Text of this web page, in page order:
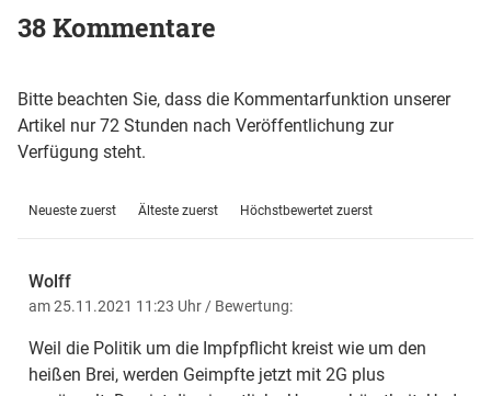
38 Kommentare
Bitte beachten Sie, dass die Kommentarfunktion unserer
Artikel nur 72 Stunden nach Veröffentlichung zur
Verfügung steht.
Neueste zuerst Älteste zuerst Höchstbewertet zuerst
Wolff
am 25.11.2021 11:23 Uhr / Bewertung:
Weil die Politik um die Impfpflicht kreist wie um den
heißen Brei, werden Geimpfte jetzt mit 2G plus